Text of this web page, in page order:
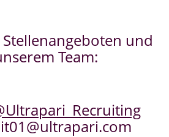
Stellenangeboten und
Team: